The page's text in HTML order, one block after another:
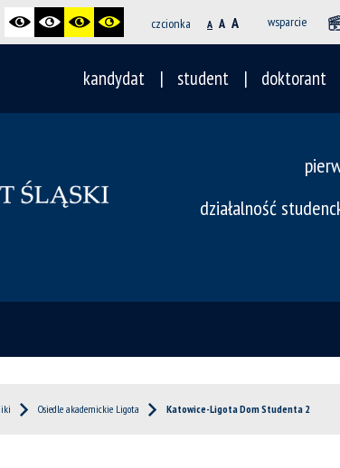
czcionka A A A wsparcie
kandydat student doktorant
działalność
Osiedle akademickie Ligota Katowice-Ligota Dom Studenta 2